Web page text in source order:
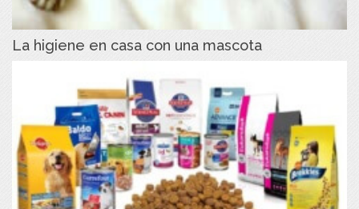
La higiene en casa con una mascota